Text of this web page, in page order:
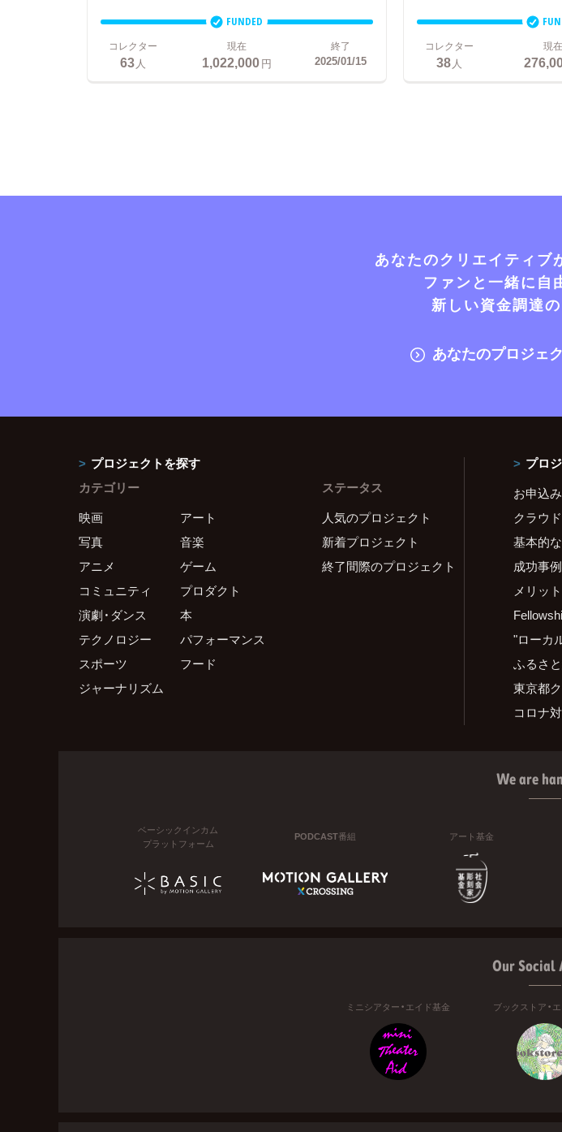
FUNDED
コレクター
63人
現在
1,022,000円
終了
2025/01/15
コレクター
38人
現在
あなたのクリエイティブ
ファンと一緒に自
新しい資金調達
あなたのプロジェ
プロジェクトを探す
カテゴリー
映画
アート
写真
音楽
アニメ
ゲーム
コミュニティ
プロダクト
演劇・ダンス
本
テクノロジー
パフォーマンス
スポーツ
フード
ジャーナリズム
ステータス
人気のプロジェクト
新着プロジェクト
終了間際のプロジェクト
プロ
お申込み
クラウ
基本的
成功事
メリッ
"ローカ
ふるさ
東京都
コロナ
We are
ベーシックインカム
プラットフォーム
PODCAST番組 アート基金
Our Social
ミニシアター・エイド基金 ブックストア・